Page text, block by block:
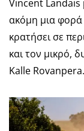
Vincent Landais
ακόμη μια φορά
κρατήσει σε
και τον μικρό,
Kalle Rovanpera.